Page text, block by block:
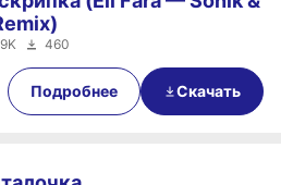
00:48
460
Подробнее Скачать